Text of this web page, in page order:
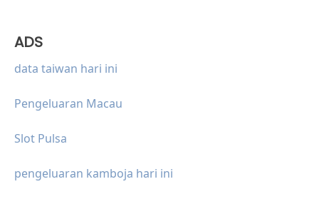
ADS
data taiwan hari ini
Pengeluaran Macau
Slot Pulsa
pengeluaran kamboja hari ini